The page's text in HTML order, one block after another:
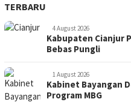
TERBARU
4 August 2026
Kabupaten Cianjur
Bebas Pungli
1 August 2026
Kabinet Bayangan
Program MBG